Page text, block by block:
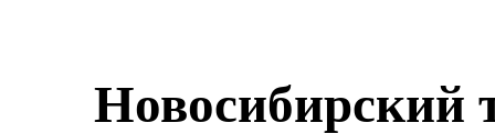
Новосибирский